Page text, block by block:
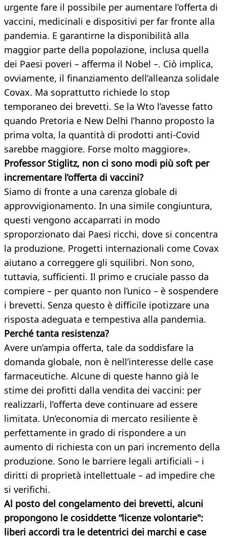
urgente fare il possibile per aumentare l’offerta di
vaccini, medicinali e dispositivi per far fronte alla
pandemia. E garantirne la disponibilità alla
maggior parte della popolazione, inclusa quella
dei Paesi poveri – afferma il Nobel –. Ciò implica,
ovviamente, il finanziamento dell’alleanza solidale
Covax. Ma soprattutto richiede lo stop
temporaneo dei brevetti. Se la Wto l’avesse fatto
quando Pretoria e New Delhi l’hanno proposto la
prima volta, la quantità di prodotti anti-Covid
sarebbe maggiore. Forse molto maggiore».
Professor Stiglitz, non ci sono modi più soft per
incrementare l’offerta di vaccini?
Siamo di fronte a una carenza globale di
approvvigionamento. In una simile congiuntura,
questi vengono accaparrati in modo
sproporzionato dai Paesi ricchi, dove si concentra
la produzione. Progetti internazionali come Covax
aiutano a correggere gli squilibri. Non sono,
tuttavia, sufficienti. Il primo e cruciale passo da
compiere – per quanto non l’unico – è sospendere
i brevetti. Senza questo è difficile ipotizzare una
risposta adeguata e tempestiva alla pandemia.
Perché tanta resistenza?
Avere un’ampia offerta, tale da soddisfare la
domanda globale, non è nell’interesse delle case
farmaceutiche. Alcune di queste hanno già le
stime dei profitti dalla vendita dei vaccini: per
realizzarli, l’offerta deve continuare ad essere
limitata. Un’economia di mercato resiliente è
perfettamente in grado di rispondere a un
aumento di richiesta con un pari incremento della
produzione. Sono le barriere legali artificiali – i
diritti di proprietà intellettuale – ad impedire che
si verifichi.
Al posto del congelamento dei brevetti, alcuni
propongono le cosiddette “licenze volontarie":
liberi accordi tra le detentrici dei marchi e case